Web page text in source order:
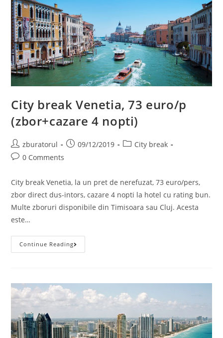
City break Venetia, 73 euro/p
(zbor+cazare 4 nopti)
Post
author:
zburatorul
Post09/12/2019
PostCity break
Post0 Comments
City break Venetia, la un pret de nerefuzat, 73 euro/pers,
zbor direct dus-intors, cazare 4 nopti la hotel cu rating bun.
Multe zboruri disponibile din Timisoara sau Cluj. Acesta
este…
Continue ReadingCity
Break
4
Nopti)